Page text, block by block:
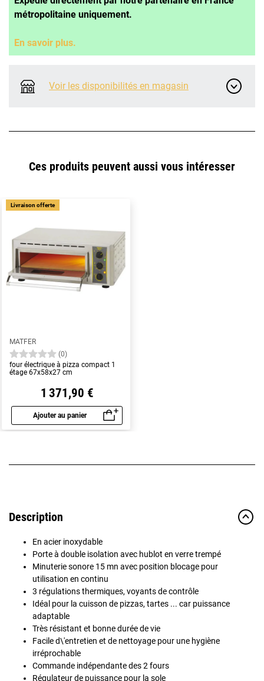
métropolitaine uniquement.
En savoir plus.
Voir les disponibilités en magasin
Ces produits peuvent aussi vous intéresser
MATFER
(0)
four électrique à pizza compact 1
étage 67x58x27 cm
1 371,90 €
Ajouter au panier
Aperçu rapide
Livraison offerte
Description
En acier inoxydable
Porte à double isolation avec hublot en verre trempé
Minuterie sonore 15 mn avec position blocage pour
utilisation en continu
3 régulations thermiques, voyants de contrôle
Idéal pour la cuisson de pizzas, tartes ... car puissance
adaptable
Très résistant et bonne durée de vie
Facile d\'entretien et de nettoyage pour une hygiène
irréprochable
Commande indépendante des 2 fours
Régulateur de puissance pour la sole